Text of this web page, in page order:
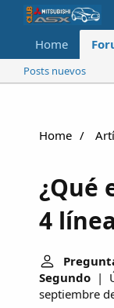
Home
Posts nuevos
Home
¿Qué
4
Segundo |
septiembre